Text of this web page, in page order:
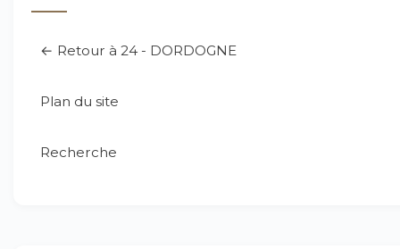
← Retour à 24 - DORDOGNE
Plan du site
Recherche